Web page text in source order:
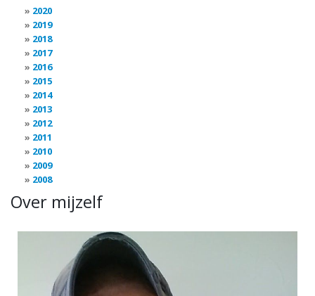
2020
2019
2018
2017
2016
2015
2014
2013
2012
2011
2010
2009
2008
Over mijzelf